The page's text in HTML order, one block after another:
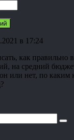
в 17:24
как правильно
на средний
или нет, по